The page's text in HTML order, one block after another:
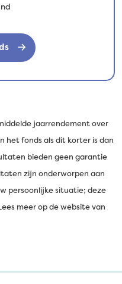
jaarrendement over
het fonds als dit korter is dan
bieden geen garantie
zijn onderworpen aan
persoonlijke situatie; deze
meer op de website van